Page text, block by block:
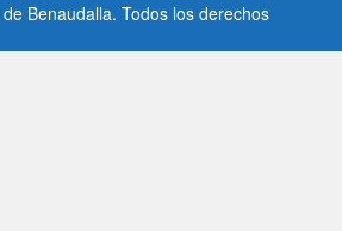
Benaudalla. Todos los derechos